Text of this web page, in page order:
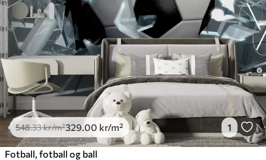
548.33kr/m²329 .00 kr/m² 1
Fotball, fotball og ball